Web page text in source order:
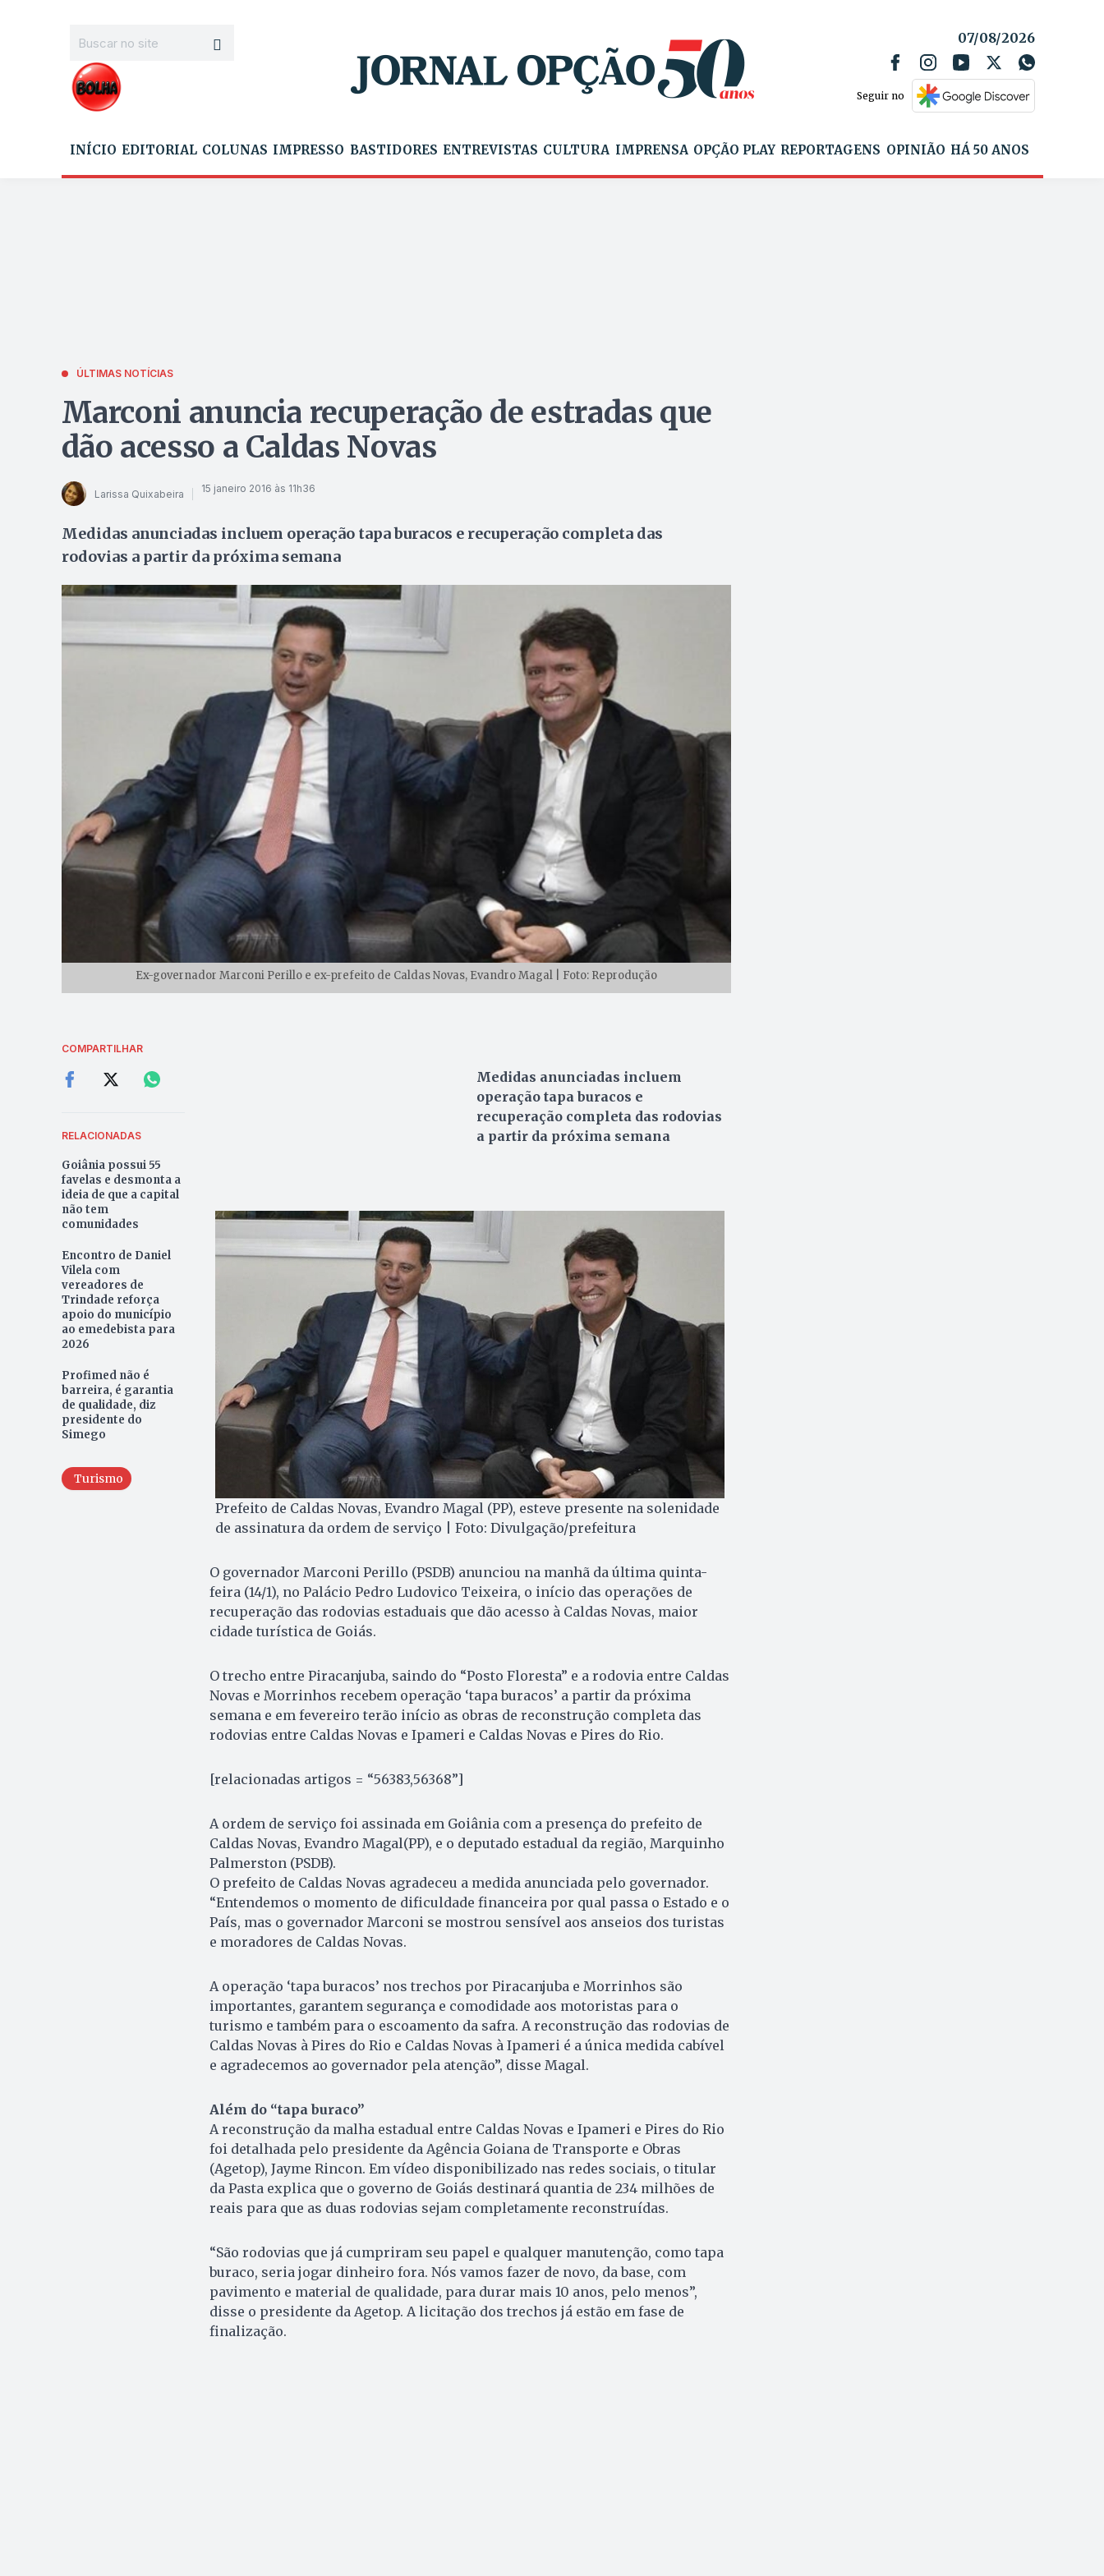
07/08/2026
Seguir no
INÍCIO EDITORIAL COLUNAS IMPRESSO BASTIDORES ENTREVISTAS CULTURA IMPRENSA OPÇÃO PLAY REPORTAGENS OPINIÃO HÁ 50 ANOS
ÚLTIMAS NOTÍCIAS
Marconi anuncia recuperação de estradas que
dão acesso a Caldas Novas
Larissa Quixabeira 15 janeiro 2016 às 11h36
Medidas anunciadas incluem operação tapa buracos e recuperação completa das
rodovias a partir da próxima semana
Ex-governador Marconi Perillo e ex-prefeito de Caldas Novas, Evandro Magal | Foto: Reprodução
COMPARTILHAR
RELACIONADAS
Goiânia possui 55
favelas e desmonta a
ideia de que a capital
não tem
comunidades
Encontro de Daniel
Vilela com
vereadores de
Trindade reforça
apoio do município
ao emedebista para
2026
Profimed não é
barreira, é garantia
de qualidade, diz
presidente do
Simego
Turismo
Medidas anunciadas incluem
operação tapa buracos e
recuperação completa das rodovias
a partir da próxima semana
Prefeito de Caldas Novas, Evandro Magal (PP), esteve presente na solenidade
de assinatura da ordem de serviço | Foto: Divulgação/prefeitura
O governador Marconi Perillo (PSDB) anunciou na manhã da última quinta-
feira (14/1), no Palácio Pedro Ludovico Teixeira, o início das operações de
recuperação das rodovias estaduais que dão acesso à Caldas Novas, maior
cidade turística de Goiás.
O trecho entre Piracanjuba, saindo do “Posto Floresta” e a rodovia entre Caldas
Novas e Morrinhos recebem operação ‘tapa buracos’ a partir da próxima
semana e em fevereiro terão início as obras de reconstrução completa das
rodovias entre Caldas Novas e Ipameri e Caldas Novas e Pires do Rio.
[relacionadas artigos = “56383,56368”]
A ordem de serviço foi assinada em Goiânia com a presença do prefeito de
Caldas Novas, Evandro Magal(PP), e o deputado estadual da região, Marquinho
Palmerston (PSDB).
O prefeito de Caldas Novas agradeceu a medida anunciada pelo governador.
“Entendemos o momento de dificuldade financeira por qual passa o Estado e o
País, mas o governador Marconi se mostrou sensível aos anseios dos turistas
e moradores de Caldas Novas.
A operação ‘tapa buracos’ nos trechos por Piracanjuba e Morrinhos são
importantes, garantem segurança e comodidade aos motoristas para o
turismo e também para o escoamento da safra. A reconstrução das rodovias de
Caldas Novas à Pires do Rio e Caldas Novas à Ipameri é a única medida cabível
e agradecemos ao governador pela atenção”, disse Magal.
Além do “tapa buraco”
A reconstrução da malha estadual entre Caldas Novas e Ipameri e Pires do Rio
foi detalhada pelo presidente da Agência Goiana de Transporte e Obras
(Agetop), Jayme Rincon. Em vídeo disponibilizado nas redes sociais, o titular
da Pasta explica que o governo de Goiás destinará quantia de 234 milhões de
reais para que as duas rodovias sejam completamente reconstruídas.
“São rodovias que já cumpriram seu papel e qualquer manutenção, como tapa
buraco, seria jogar dinheiro fora. Nós vamos fazer de novo, da base, com
pavimento e material de qualidade, para durar mais 10 anos, pelo menos”,
disse o presidente da Agetop. A licitação dos trechos já estão em fase de
finalização.